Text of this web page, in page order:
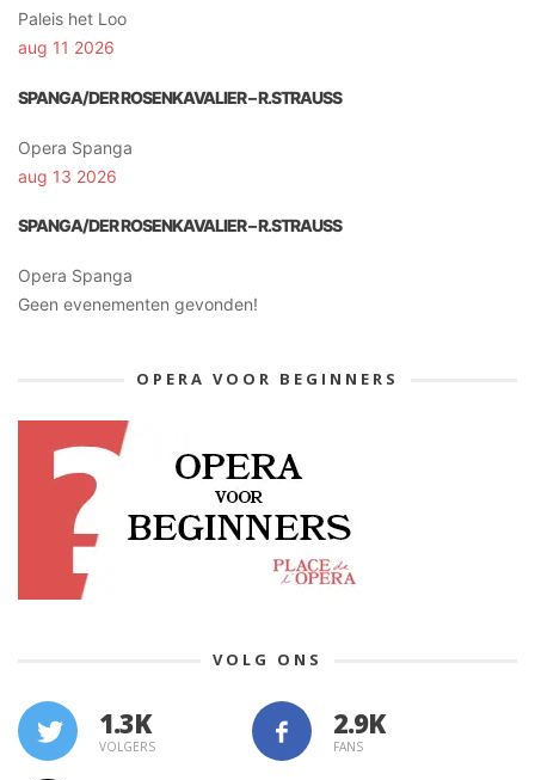
Paleis het Loo
aug 11 2026
SPANGA/DER ROSENKAVALIER – R.STRAUSS
Opera Spanga
aug 13 2026
SPANGA/DER ROSENKAVALIER – R.STRAUSS
Opera Spanga
Geen evenementen gevonden!
OPERA VOOR BEGINNERS
VOLG ONS
1.3K
VOLGERS FANS